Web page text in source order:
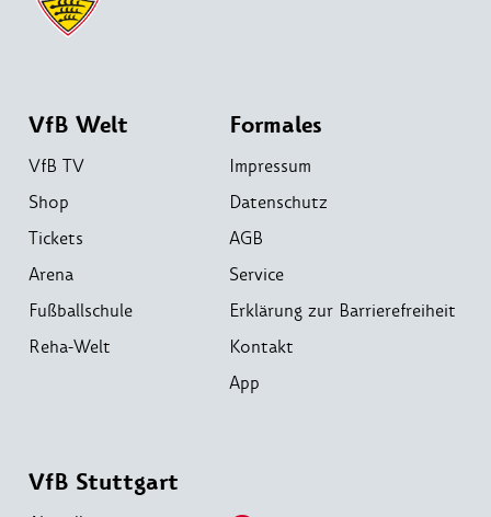
VfB Welt
VfB TV
Shop
Tickets
Arena
Fußballschule
Reha-Welt
Formales
Impressum
Datenschutz
AGB
Service
Erklärung zur Barrierefreiheit
Kontakt
App
VfB Stuttgart